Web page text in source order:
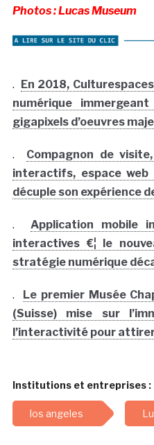
Photos : Lucas Museum
. En 2018,
numérique
gigapixels d’oeuvres
. Compagnon de
interactifs, espace
décuple son expérience
. Application mobile
interactives €¦ le
stratégie numérique
. Le premier Musée
(Suisse) mise sur
l’interactivité pour
Institutions et entreprises :
los angeles